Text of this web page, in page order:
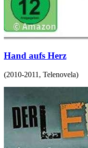
Hand aufs Herz
(2010-2011 , Telenovela)